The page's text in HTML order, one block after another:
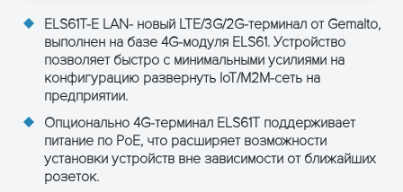
ELS61T-E LAN- новый LTE/3G/2G-терминал от Gemalto,
выполнен на базе 4G-модуля ELS61. Устройство
позволяет быстро с минимальными усилиями на
конфигурацию развернуть IoT/M2M-сеть на
предприятии.
Опционально 4G-терминал ELS61T поддерживает
питание по PoE, что расширяет возможности
установки устройств вне зависимости от ближайших
розеток.
Питание, В
8…30
Поддержка PoE (опция)
Интернет-
сервисы
TCP/UDP сервер/клиент, DNS,
Интерфейсы
GSM/WCDMA-антенна: SMA (f)
LTE-антенна: разнесённая, SMA
ETHERNET-интерфейс (NAPT)